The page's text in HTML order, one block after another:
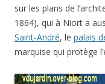
sur les plans de
1864), qui à Niort a
Saint-André, le palais
marquise qui protège